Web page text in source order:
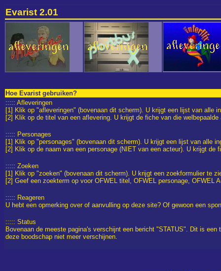
Evarist 2.01
Hoe Evarist gebruiken?
::::: Afleveringen
[1] Klik op "afleveringen" (bovenaan dit scherm). U krijgt een lijst van alle
[2] Klik op de titel van een aflevering. U krijgt de fiche van die welbepaalde
::::: Personages
[1] Klik op "personages" (bovenaan dit scherm). U krijgt een lijst van alle
[2] Klik op de naam van een personage (NIET van een acteur). U krijgt de
::::: Zoeken
[1] Klik op "zoeken" (bovenaan dit scherm). U krijgt een zoekformulier te
[2] Geef een zoekterm op voor OFWEL titel, OFWEL personage, OFWEL
::::: Reageren
U hebt een opmerking over of aanvulling op deze site? Of gewoon een
::::: Status
Bovenaan de meeste pagina's verschijnt een bericht "STATUS". Dit is
deze boodschap niet meer verschijnen.